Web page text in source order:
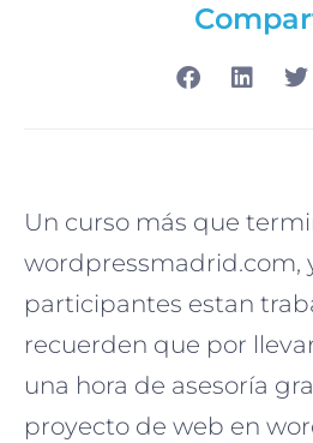
Un curso más que
wordpressmadrid.com,
participantes estan
recuerden que por
una hora de asesoría
proyecto de web en